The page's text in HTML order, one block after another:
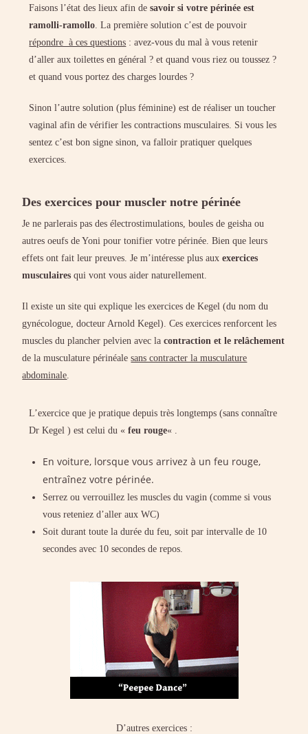
Faisons l’état des lieux afin desavoir si votre périnée est
ramolli-ramollo . La première solution c’est de pouvoir
répondre à ces questions : avez-vous du mal à vous retenir
d’aller aux toilettes en général ? et quand vous riez ou toussez ?
et quand vous portez des charges lourdes ?
Sinon l’autre solution (plus féminine) est de réaliser un toucher
vaginal afin de vérifier les contractions musculaires. Si vous les
sentez c’est bon signe sinon, va falloir pratiquer quelques
exercices.
Des exercices pour muscler notre périnée
Je ne parlerais pas des électrostimulations, boules de geisha ou
autres oeufs de Yoni pour tonifier votre périnée. Bien que leurs
effets ont fait leur preuves. Je m’intéresse plus auxexercices
musculaires qui vont vous aider naturellement.
Il existeun site qui explique les exercices de Kegel (du nom du
gynécologue, docteur Arnold Kegel). Ces exercices renforcent les
muscles du plancher pelvien avec lacontraction et le relâchement
de la musculature périnéalesans contracter la musculature
abdominale
L’exercice que je pratique depuis très longtemps (sans connaître
Dr Kegel ) est celui du «feu rouge« .
En voiture, lorsque vous arrivez à un feu rouge,
entraînez votre périnée.
Serrez ou verrouillez les muscles du vagin (comme si vous
vous reteniez d’aller aux WC)
Soit durant toute la durée du feu, soit par intervalle de 10
secondes avec 10 secondes de repos.
D’autres exercices :